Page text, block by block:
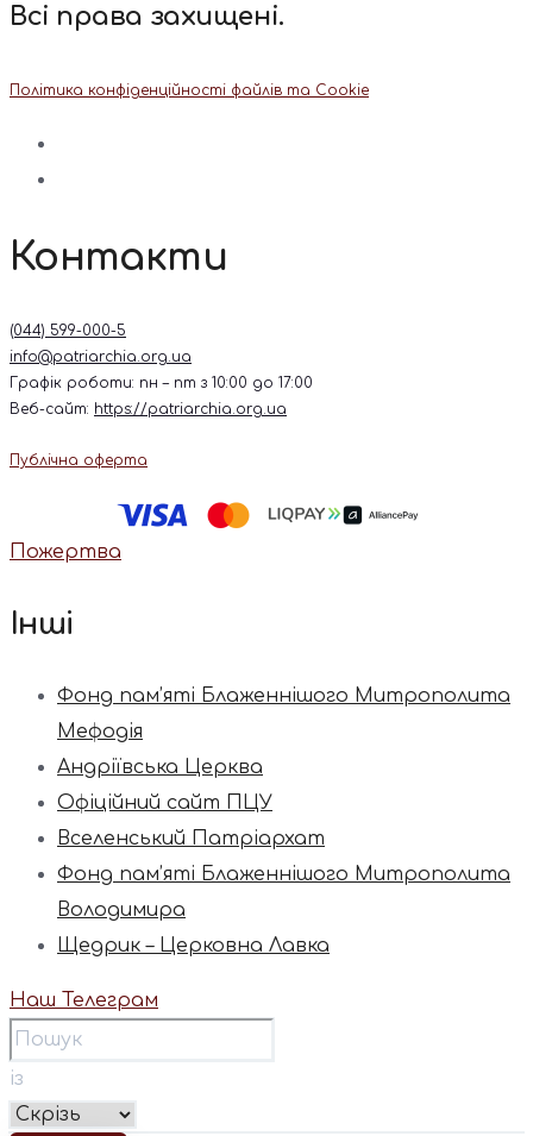
Всі права захищені.
Політика конфіденційності файлів та Cookie
Контакти
(044) 599-000-5
info@patriarchia.org.ua
Графік роботи: пн – пт з 10:00 до 17:00
Веб-сайт: https://patriarchia.org.ua
Публічна оферта
Пожертва
Інші
Фонд пам’яті Блаженнішого Митрополита
Мефодія
Андріївська Церква
Офіційний сайт ПЦУ
Вселенський Патріархат
Фонд пам’яті Блаженнішого Митрополита
Володимира
Щедрик – Церковна Лавка
Наш Телеграм
із